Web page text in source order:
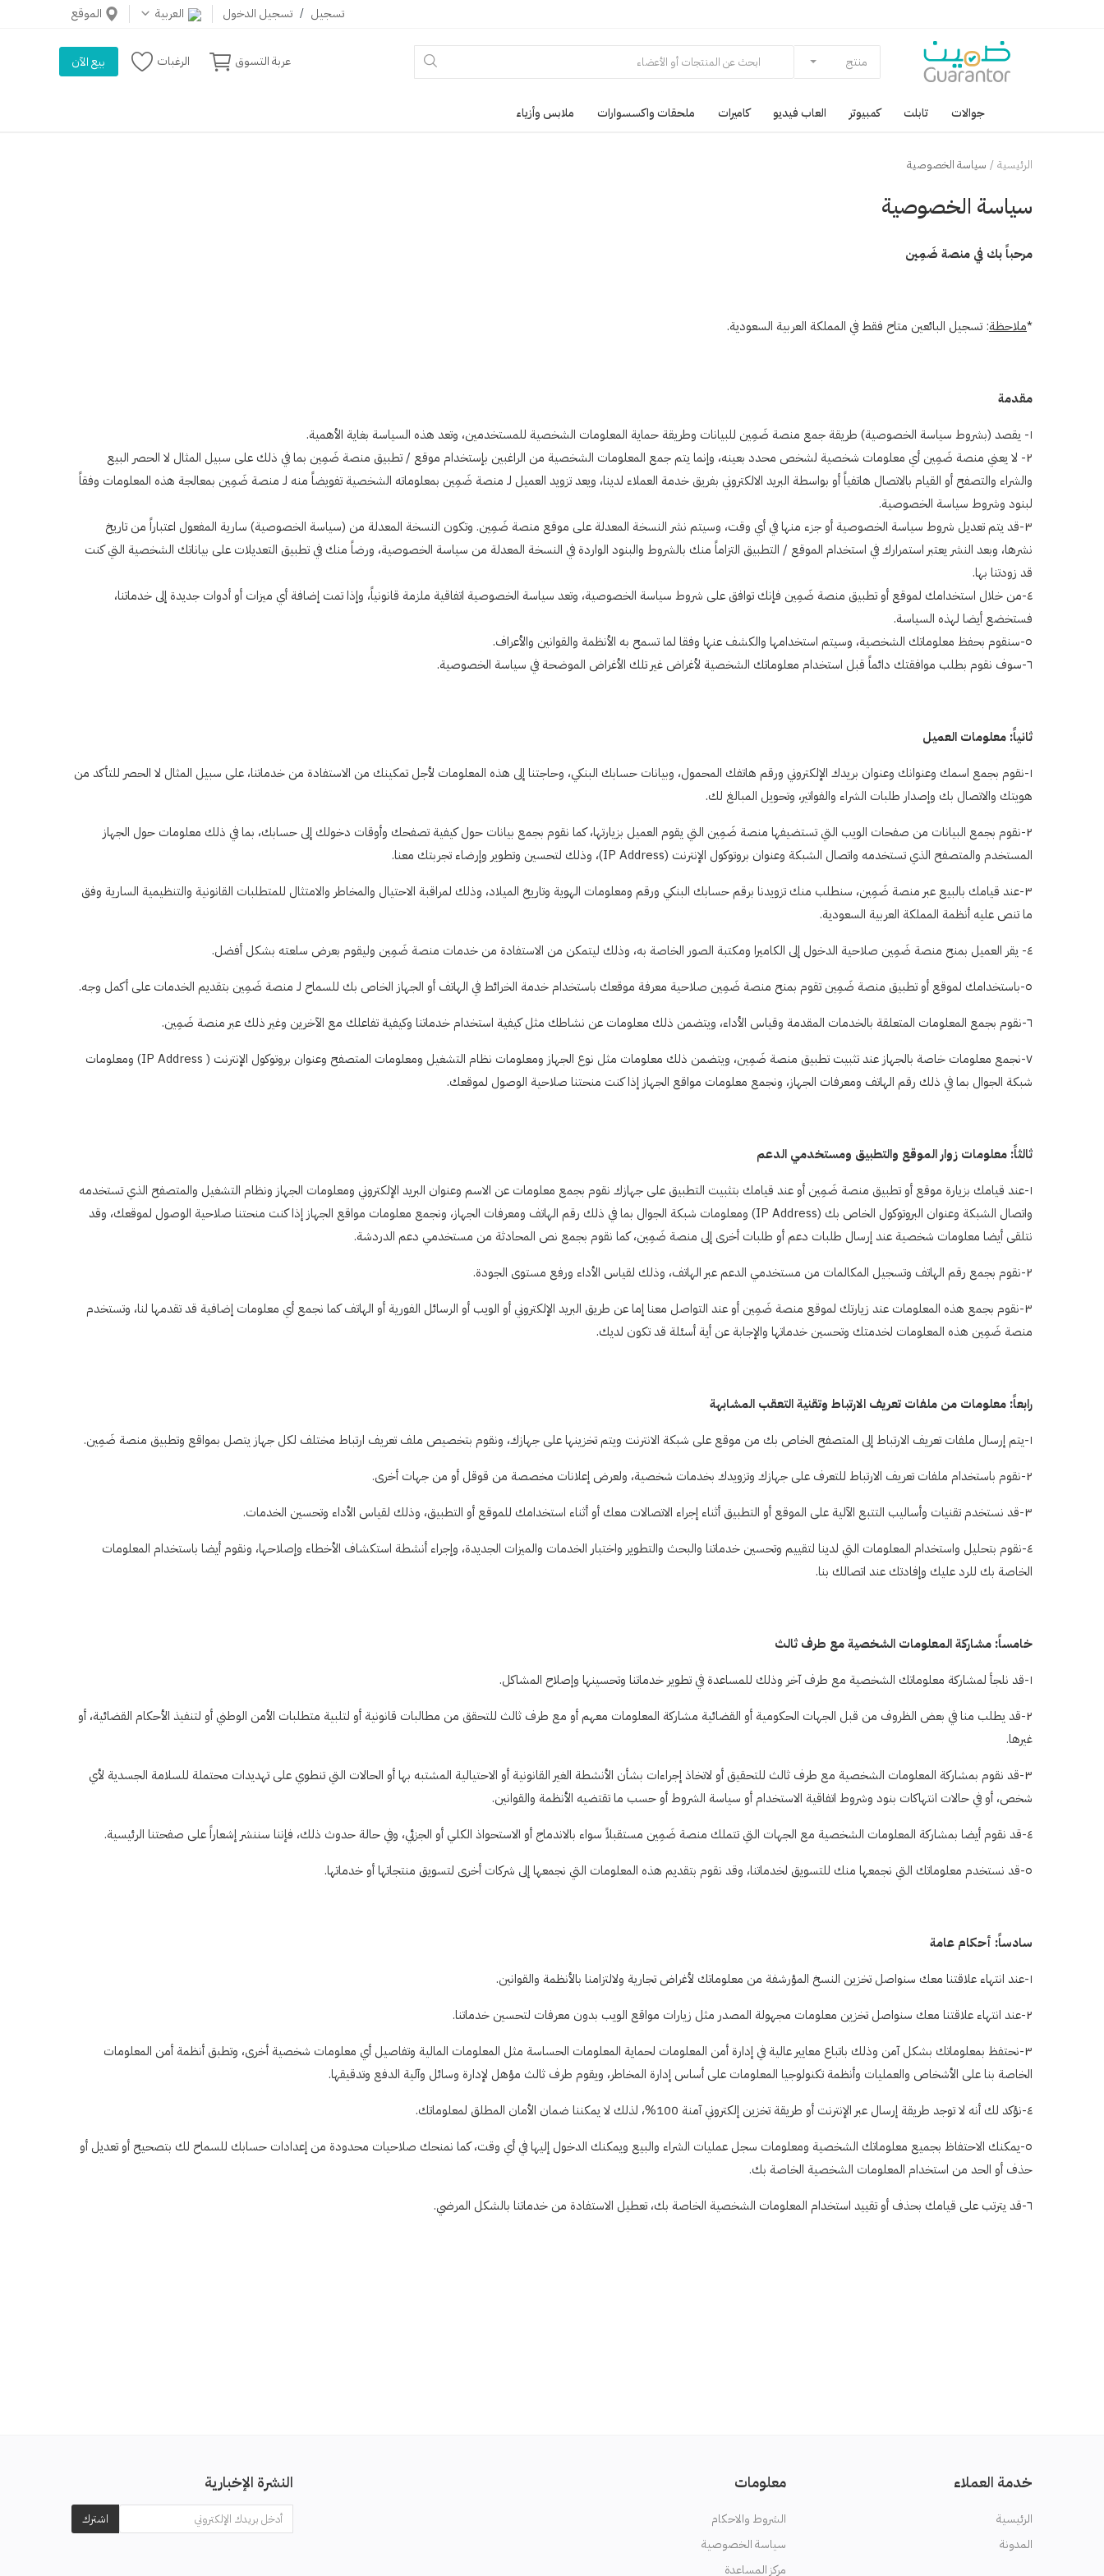
الموقع العربية تسجيل الدخول / تسجيل
منتج عربة التسوق الرغبات بيع الآن
جوالات تابلت كمبيوتر العاب فيديو كاميرات ملحقات واكسسوارات ملابس وأزياء
الرئيسية سياسة الخصوصية
سياسة الخصوصية
مرحباً بك في منصة ضَمِين
*ملاحظة: تسجيل البائعين متاح فقط في المملكة العربية السعودية.
مقدمة
١- يقصد (بشروط سياسة الخصوصية) طريقة جمع منصة ضَمِين للبيانات وطريقة حماية المعلومات الشخصية للمستخدمين، وتعد هذه السياسة بغاية الأهمية.
٢- لا يعني منصة ضَمِين أي معلومات شخصية لشخص محدد بعينه، وإنما يتم جمع المعلومات الشخصية من الراغبين بإستخدام موقع / تطبيق منصة ضَمِين بما في ذلك على سبيل المثال لا الحصر البيع
والشراء والتصفح أو القيام بالاتصال هاتفياً أو بواسطة البريد الالكتروني بفريق خدمة العملاء لدينا، ويعد تزويد العميل لـ منصة ضَمِين بمعلوماته الشخصية تفويضاً منه لـ منصة ضَمِين بمعالجة هذه المعلومات وفقاً
لبنود وشروط سياسة الخصوصية.
٣-قد يتم تعديل شروط سياسة الخصوصية أو جزء منها في أي وقت، وسيتم نشر النسخة المعدلة على موقع منصة ضَمِين. وتكون النسخة المعدلة من (سياسة الخصوصية) سارية المفعول اعتباراً من تاريخ
نشرها، وبعد النشر يعتبر استمرارك في استخدام الموقع / التطبيق التزاماً منك بالشروط والبنود الواردة في النسخة المعدلة من سياسة الخصوصية، ورضاً منك في تطبيق التعديلات على بياناتك الشخصية التي كنت
قد زودتنا بها.
٤-من خلال استخدامك لموقع أو تطبيق منصة ضَمِين فإنك توافق على شروط سياسة الخصوصية، وتعد سياسة الخصوصية اتفاقية ملزمة قانونياً، وإذا تمت إضافة أي ميزات أو أدوات جديدة إلى خدماتنا،
فستخضع أيضا لهذه السياسة.
٥-سنقوم بحفظ معلوماتك الشخصية، وسيتم استخدامها والكشف عنها وفقا لما تسمح به الأنظمة والقوانين والأعراف.
٦-سوف نقوم بطلب موافقتك دائماً قبل استخدام معلوماتك الشخصية لأغراض غير تلك الأغراض الموضحة في سياسة الخصوصية.
ثانياً: معلومات العميل
١-نقوم بجمع اسمك وعنوانك وعنوان بريدك الإلكتروني ورقم هاتفك المحمول، وبيانات حسابك البنكي، وحاجتنا إلى هذه المعلومات لأجل تمكينك من الاستفادة من خدماتنا، على سبيل المثال لا الحصر للتأكد من
هويتك والاتصال بك وإصدار طلبات الشراء والفواتير، وتحويل المبالغ لك.
٢-نقوم بجمع البيانات من صفحات الويب التي تستضيفها منصة ضَمِين التي يقوم العميل بزيارتها، كما نقوم بجمع بيانات حول كيفية تصفحك وأوقات دخولك إلى حسابك، بما في ذلك معلومات حول الجهاز
المستخدم والمتصفح الذي تستخدمه واتصال الشبكة وعنوان بروتوكول الإنترنت (IP Address)، وذلك لتحسين وتطوير وإرضاء تجربتك معنا.
٣-عند قيامك بالبيع عبر منصة ضَمِين، سنطلب منك تزويدنا برقم حسابك البنكي ورقم ومعلومات الهوية وتاريخ الميلاد، وذلك لمراقبة الاحتيال والمخاطر والامتثال للمتطلبات القانونية والتنظيمية السارية وفق
ما تنص عليه أنظمة المملكة العربية السعودية.
٤- يقر العميل بمنح منصة ضَمِين صلاحية الدخول إلى الكاميرا ومكتبة الصور الخاصة به، وذلك ليتمكن من الاستفادة من خدمات منصة ضَمِين وليقوم بعرض سلعته بشكل أفضل.
٥-باستخدامك لموقع أو تطبيق منصة ضَمِين تقوم بمنح منصة ضَمِين صلاحية معرفة موقعك باستخدام خدمة الخرائط في الهاتف أو الجهاز الخاص بك للسماح لـ منصة ضَمِين بتقديم الخدمات على أكمل وجه.
٦-نقوم بجمع المعلومات المتعلقة بالخدمات المقدمة وقياس الأداء، ويتضمن ذلك معلومات عن نشاطك مثل كيفية استخدام خدماتنا وكيفية تفاعلك مع الآخرين وغير ذلك عبر منصة ضَمِين.
٧-نجمع معلومات خاصة بالجهاز عند تثبيت تطبيق منصة ضَمِين، ويتضمن ذلك معلومات مثل نوع الجهاز ومعلومات نظام التشغيل ومعلومات المتصفح وعنوان بروتوكول الإنترنت ( IP Address) ومعلومات
شبكة الجوال بما في ذلك رقم الهاتف ومعرفات الجهاز، ونجمع معلومات مواقع الجهاز إذا كنت منحتنا صلاحية الوصول لموقعك.
ثالثاً: معلومات زوار الموقع والتطبيق ومستخدمي الدعم
١-عند قيامك بزيارة موقع أو تطبيق منصة ضَمِين أو عند قيامك بتثبيت التطبيق على جهازك نقوم بجمع معلومات عن الاسم وعنوان البريد الإلكتروني ومعلومات الجهاز ونظام التشغيل والمتصفح الذي تستخدمه
واتصال الشبكة وعنوان البروتوكول الخاص بك (IP Address) ومعلومات شبكة الجوال بما في ذلك رقم الهاتف ومعرفات الجهاز، ونجمع معلومات مواقع الجهاز إذا كنت منحتنا صلاحية الوصول لموقعك، وقد
نتلقى أيضا معلومات شخصية عند إرسال طلبات دعم أو طلبات أخرى إلى منصة ضَمِين، كما نقوم بجمع نص المحادثة من مستخدمي دعم الدردشة.
٢-نقوم بجمع رقم الهاتف وتسجيل المكالمات من مستخدمي الدعم عبر الهاتف، وذلك لقياس الأداء ورفع مستوى الجودة.
٣-نقوم بجمع هذه المعلومات عند زيارتك لموقع منصة ضَمِين أو عند التواصل معنا إما عن طريق البريد الإلكتروني أو الويب أو الرسائل الفورية أو الهاتف كما نجمع أي معلومات إضافية قد تقدمها لنا، وتستخدم
منصة ضَمِين هذه المعلومات لخدمتك وتحسين خدماتها والإجابة عن أية أسئلة قد تكون لديك.
رابعاً: معلومات من ملفات تعريف الارتباط وتقنية التعقب المشابهة
١-يتم إرسال ملفات تعريف الارتباط إلى المتصفح الخاص بك من موقع على شبكة الانترنت ويتم تخزينها على جهازك، ونقوم بتخصيص ملف تعريف ارتباط مختلف لكل جهاز يتصل بمواقع وتطبيق منصة ضَمِين.
٢-نقوم باستخدام ملفات تعريف الارتباط للتعرف على جهازك وتزويدك بخدمات شخصية، ولعرض إعلانات مخصصة من قوقل أو من جهات أخرى.
٣-قد نستخدم تقنيات وأساليب التتبع الآلية على الموقع أو التطبيق أثناء إجراء الاتصالات معك أو أثناء استخدامك للموقع أو التطبيق، وذلك لقياس الأداء وتحسين الخدمات.
٤-نقوم بتحليل واستخدام المعلومات التي لدينا لتقييم وتحسين خدماتنا والبحث والتطوير واختبار الخدمات والميزات الجديدة، وإجراء أنشطة استكشاف الأخطاء وإصلاحها، ونقوم أيضا باستخدام المعلومات
الخاصة بك للرد عليك وإفادتك عند اتصالك بنا.
خامساً: مشاركة المعلومات الشخصية مع طرف ثالث
١-قد نلجأ لمشاركة معلوماتك الشخصية مع طرف آخر وذلك للمساعدة في تطوير خدماتنا وتحسينها وإصلاح المشاكل.
٢-قد يطلب منا في بعض الظروف من قبل الجهات الحكومية أو القضائية مشاركة المعلومات معهم أو مع طرف ثالث للتحقق من مطالبات قانونية أو لتلبية متطلبات الأمن الوطني أو لتنفيذ الأحكام القضائية، أو
غيرها.
٣-قد نقوم بمشاركة المعلومات الشخصية مع طرف ثالث للتحقيق أو لاتخاذ إجراءات بشأن الأنشطة الغير القانونية أو الاحتيالية المشتبه بها أو الحالات التي تنطوي على تهديدات محتملة للسلامة الجسدية لأي
شخص، أو في حالات انتهاكات بنود وشروط اتفاقية الاستخدام أو سياسة الشروط أو حسب ما تقتضيه الأنظمة والقوانين.
٤-قد نقوم أيضا بمشاركة المعلومات الشخصية مع الجهات التي تتملك منصة ضَمِين مستقبلاً سواء بالاندماج أو الاستحواذ الكلي أو الجزئي، وفي حالة حدوث ذلك، فإننا سننشر إشعاراً على صفحتنا الرئيسية.
٥-قد نستخدم معلوماتك التي نجمعها منك للتسويق لخدماتنا، وقد نقوم بتقديم هذه المعلومات التي نجمعها إلى شركات أخرى لتسويق منتجاتها أو خدماتها.
سادساً: أحكام عامة
١-عند انتهاء علاقتنا معك سنواصل تخزين النسخ المؤرشفة من معلوماتك لأغراض تجارية ولالتزامنا بالأنظمة والقوانين.
٢-عند انتهاء علاقتنا معك سنواصل تخزين معلومات مجهولة المصدر مثل زيارات مواقع الويب بدون معرفات لتحسين خدماتنا.
٣-نحتفظ بمعلوماتك بشكل آمن وذلك باتباع معايير عالية في إدارة أمن المعلومات لحماية المعلومات الحساسة مثل المعلومات المالية وتفاصيل أي معلومات شخصية أخرى، وتطبق أنظمة أمن المعلومات
الخاصة بنا على الأشخاص والعمليات وأنظمة تكنولوجيا المعلومات على أساس إدارة المخاطر، ويقوم طرف ثالث مؤهل لإدارة وسائل وآلية الدفع وتدقيقها.
٤-نؤكد لك أنه لا توجد طريقة إرسال عبر الإنترنت أو طريقة تخزين إلكتروني آمنة 100%، لذلك لا يمكننا ضمان الأمان المطلق لمعلوماتك.
٥-يمكنك الاحتفاظ بجميع معلوماتك الشخصية ومعلومات سجل عمليات الشراء والبيع ويمكنك الدخول إليها في أي وقت، كما نمنحك صلاحيات محدودة من إعدادات حسابك للسماح لك بتصحيح أو تعديل أو
حذف أو الحد من استخدام المعلومات الشخصية الخاصة بك.
٦-قد يترتب على قيامك بحذف أو تقييد استخدام المعلومات الشخصية الخاصة بك، تعطيل الاستفادة من خدماتنا بالشكل المرضي.
خدمة العملاء
الرئيسية
المدونة
معلومات
الشروط والاحكام
سياسة الخصوصية
مركز المساعدة
النشرة الإخبارية
اشترك